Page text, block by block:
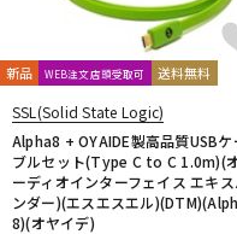
新品 WEB注文店頭受取可 送料無料
SSL(Solid State Logic)
Alpha8 + OYAIDE製高品質USBケ
ブルセット(Type C to C 1.0m)(
ーディオインターフェイス エキ
ンダー)(エスエスエル
8)(オヤイデ)